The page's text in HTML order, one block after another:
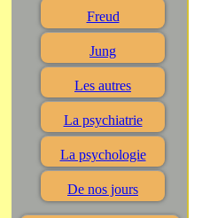
Freud
Jung
Les autres
La psychiatrie
La psychologie
De nos jours